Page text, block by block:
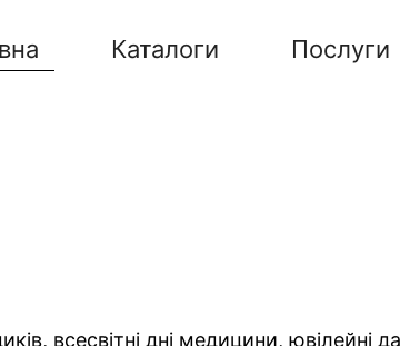
Каталоги Послуги
всесвітні дні медицини, ювілейні